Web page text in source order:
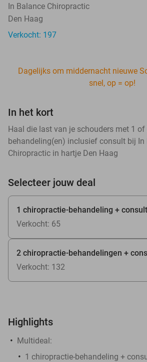
In Balance Chiropractic
Den Haag
Verkocht: 197
Dagelijks om middernacht nieuwe
snel, op = op!
In het kort
Haal die last van je schouders met 1
behandeling(en) inclusief consult bij In
Chiropractic in hartje Den Haag
Selecteer jouw deal
1 chiropractie-behandeling + consult
Verkocht: 65
2 chiropractie-behandelingen +
Verkocht: 132
Highlights
Multideal:
1 chiropractie-behandeling +